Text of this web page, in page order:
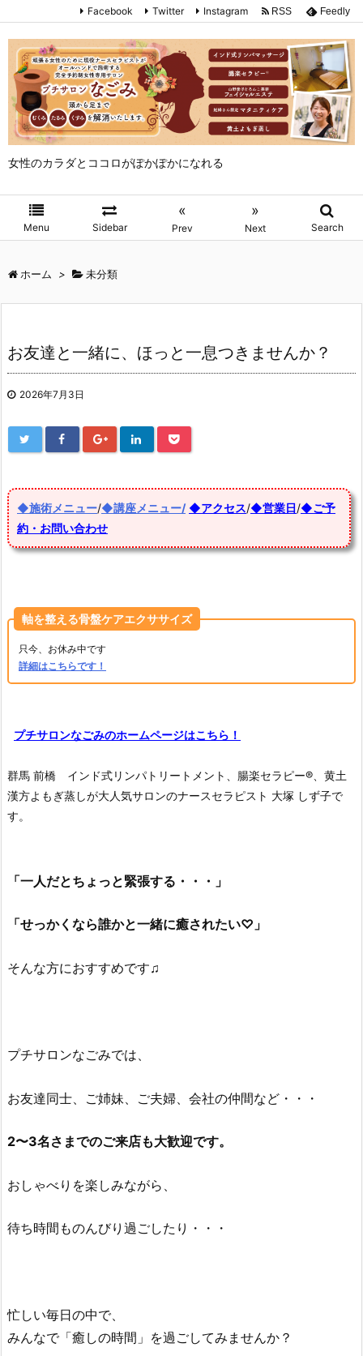
女性のカラダとココロがぽかぽかになれる
Menu Sidebar
«
Prev
»
Next Search
Facebook Twitter Instagram RSS Feedly
ホーム > 未分類
お友達と一緒に、ほっと一息つきませんか？
2026年7月3日
◆施術メニュー/◆講座メニュー/ ◆アクセス/◆営業日/◆ご予
約・お問い合わせ
軸を整える骨盤ケアエクササイズ
只今、お休み中です
詳細はこちらです！
プチサロンなごみのホームページはこちら！
群馬 前橋 インド式リンパトリートメント、腸楽セラピー®︎、黄土
漢方よもぎ蒸しが大人気サロンのナースセラピスト 大塚 しず子で
す。
「一人だとちょっと緊張する・・・」
「せっかくなら誰かと一緒に癒されたい♡」
そんな方におすすめです♫
プチサロンなごみでは、
お友達同士、ご姉妹、ご夫婦、会社の仲間など・・・
2〜3名さまでのご来店も大歓迎です。
おしゃべりを楽しみながら、
待ち時間ものんびり過ごしたり・・・
忙しい毎日の中で、
みんなで「癒しの時間」を過ごしてみませんか？